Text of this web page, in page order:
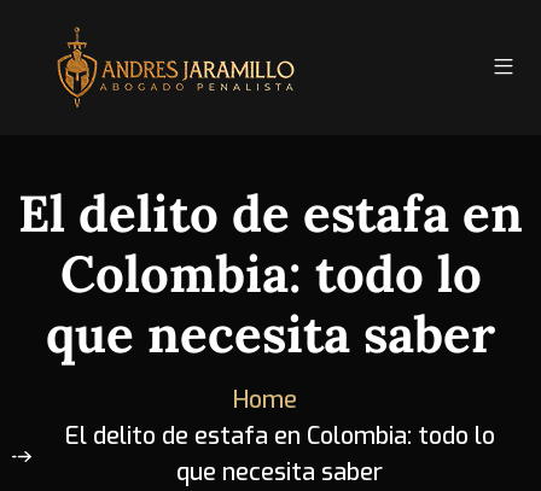
El delito de estafa en
Colombia: todo lo
que necesita saber
Home
El delito de estafa en Colombia: todo lo
que necesita saber